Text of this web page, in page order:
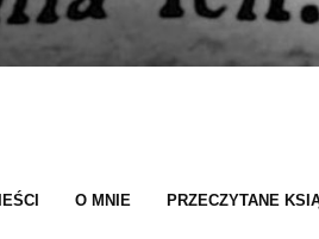
O MNIE PRZECZYTANE